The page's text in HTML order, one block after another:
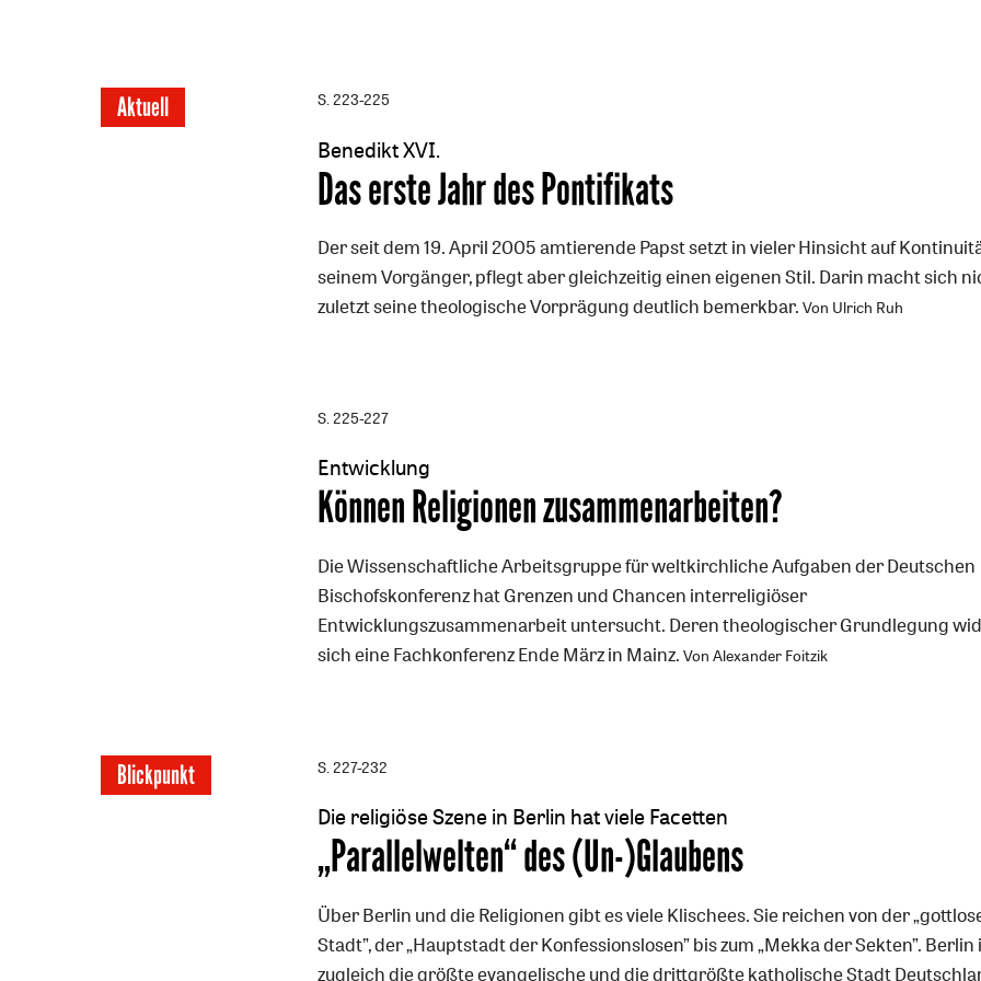
Aktuell S. 223-225
Benedikt XVI.
:
Das erste Jahr des Pontifikats
Der seit dem 19. April 2005 amtierende Papst setzt in vieler Hinsicht auf
seinem Vorgänger, pflegt aber gleichzeitig einen eigenen Stil. Darin macht sich
zuletzt seine theologische Vorprägung deutlich bemerkbar. Von Ulrich Ruh
S. 225-227
Entwicklung
:
Können Religionen zusammenarbeiten?
Die Wissenschaftliche Arbeitsgruppe für weltkirchliche Aufgaben der Deutschen
Bischofskonferenz hat Grenzen und Chancen interreligiöser
Entwicklungszusammenarbeit untersucht. Deren theologischer Grundlegung
sich eine Fachkonferenz Ende März in Mainz. Von Alexander Foitzik
Blickpunkt S. 227-232
Die religiöse Szene in Berlin hat viele Facetten
:
„Parallelwelten“ des (Un-)Glaubens
Über Berlin und die Religionen gibt es viele Klischees. Sie reichen von der
Stadt”, der „Hauptstadt der Konfessionslosen” bis zum „Mekka der Sekten”. Berlin
zugleich die größte evangelische und die drittgrößte katholische Stadt